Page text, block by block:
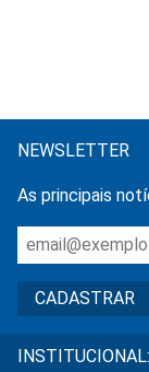
NEWSLETTER
As principais
INSTITUCIONAL: